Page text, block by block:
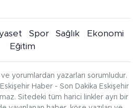
Spor Sağlık
Ekonomi
Eğitim
yorumlardan yazarları sorumludur.
Haber - Son Dakika Eskişehir
Sitedeki tüm harici linkler ayrı bir